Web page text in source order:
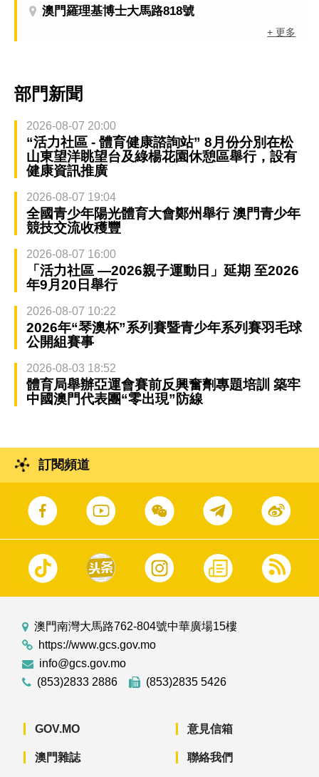
澳門羅理基博士大馬路818號
+ 更多
部門新聞
2026-08-07 20:00
“活力社區 - 體育健康諮詢站” 8月份分別在松
山東望洋眺望台及綠楊花園休憩區舉行，設有
健康資訊推廣
2026-08-07 19:04
全國青少年陽光體育大會鄭州舉行 澳門青少年
競技交流收穫豐
2026-08-07 16:00
「活力社區 —2026親子運動日」延期 至2026
年9月20日舉行
2026-08-07 10:22
2026年“琴澳杯”系列賽暨青少年系列賽羽毛球
公開組賽事
2026-08-03 18:52
體育局舉辦亞運會賽前反興奮劑專題培訓 築牢
中國澳門代表團“零出現”防線
訂閱頻道
澳門南灣大馬路762-804號中華廣場15樓
https://www.gcs.gov.mo
info@gcs.gov.mo
(853)2833 2886
(853)2835 5426
GOV.MO
澳門雜誌
意見信箱
聯絡我們